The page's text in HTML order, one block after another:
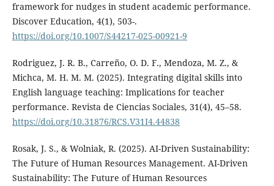
framework for nudges in student academic performance.
Discover Education, 4(1), 503-.
https://doi.org/10.1007/S44217-025-00921-9
Rodriguez, J. R. B., Carreño, O. D. F., Mendoza, M. Z., &
Michca, M. H. M. M. (2025). Integrating digital skills into
English language teaching: Implications for teacher
performance. Revista de Ciencias Sociales, 31(4), 45–58.
https://doi.org/10.31876/RCS.V31I4.44838
Rosak, J. S., & Wolniak, R. (2025). AI-Driven Sustainability:
The Future of Human Resources Management. AI-Driven
Sustainability: The Future of Human Resources